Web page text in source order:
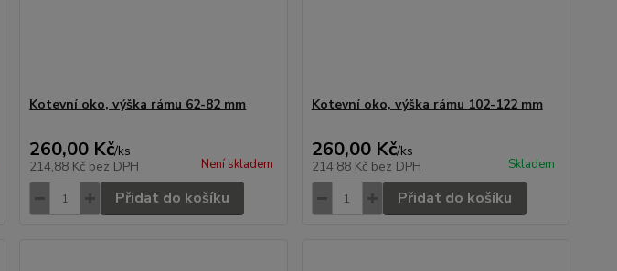
Kotevní oko, výška rámu 62-82 mm
260,00 Kč/ks
214,88 Kč bez DPH Není skladem
Přidat do košíku
Kotevní oko, výška rámu 102-122 mm
260,00 Kč/ks
214,88 Kč bez DPH Skladem
Přidat do košíku